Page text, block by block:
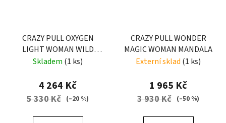
CRAZY PULL OXYGEN
LIGHT WOMAN WILD
GARDEN
Skladem (1 ks)
4 264 Kč
5 330 Kč (–20 %)
CRAZY PULL WONDER
MAGIC WOMAN MANDALA
Externí sklad (1 ks)
1 965 Kč
3 930 Kč (–50 %)